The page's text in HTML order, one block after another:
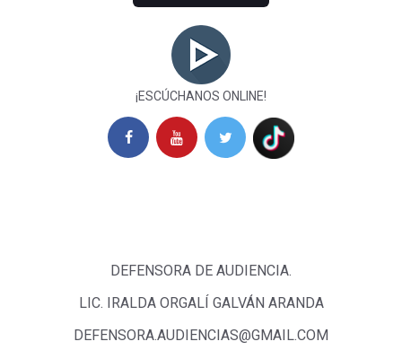
¡ESCÚCHANOS ONLINE!
DEFENSORA DE AUDIENCIA.
LIC. IRALDA ORGALÍ GALVÁN ARANDA
DEFENSORA.AUDIENCIAS@GMAIL.COM